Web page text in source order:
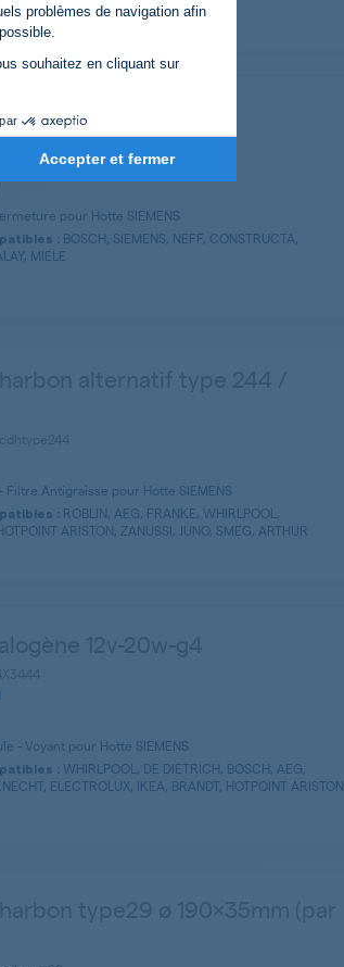
problèmes de navigation afin
souhaitez en cliquant sur
Accepter et fermer
mécanique
pour Hotte SIEMENS
: BOSCH, SIEMENS, NEFF, CONSTRUCTA,
MIELE
Filtre Antigraisse pour Hotte SIEMENS
: ROBLIN, AEG, FRANKE, WHIRLPOOL,
ARISTON, ZANUSSI, JUNO, SMEG, ARTHUR
- Voyant pour Hotte SIEMENS
: WHIRLPOOL, DE DIETRICH, BOSCH, AEG,
ELECTROLUX, IKEA, BRANDT, HOTPOINT ARISTON